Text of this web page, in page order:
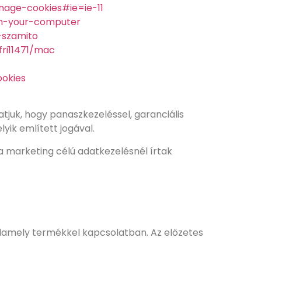
cookies#ie=ie-11
your-computer
mac
hogy panaszkezeléssel, garanciális
említett jogával.
marketing célú adatkezelésnél írtak
termékkel kapcsolatban. Az előzetes